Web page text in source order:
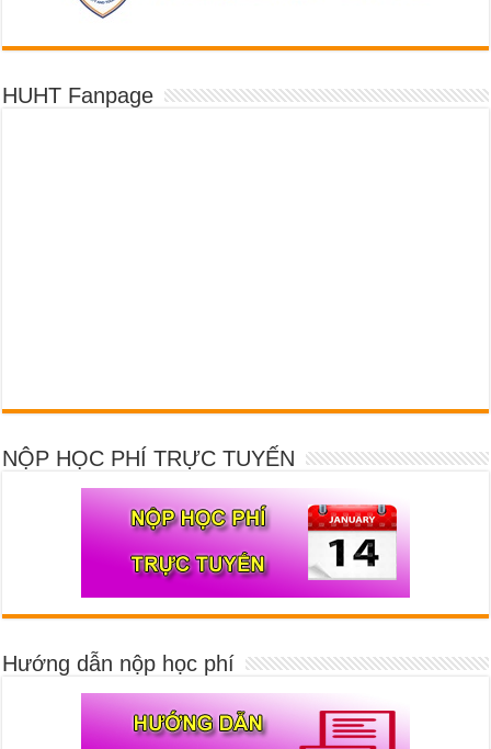
HUHT Fanpage
NỘP HỌC PHÍ TRỰC TUYẾN
Hướng dẫn nộp học phí